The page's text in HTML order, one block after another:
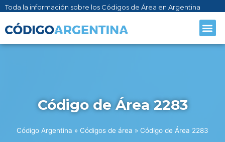
Toda la información sobre los Códigos de Área en Argentina
Código de Área 2283
Código Argentina » Códigos de área » Código de Área 2283